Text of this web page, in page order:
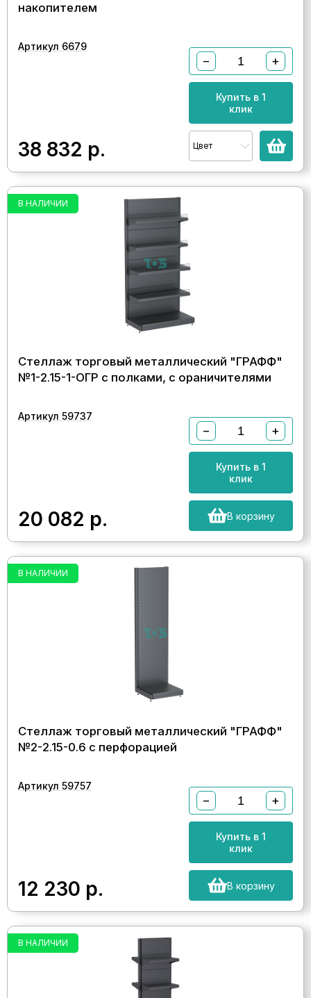
накопителем
Артикул 6679
38 832 р.
− +
Купить в 1
клик
Цвет
В НАЛИЧИИ
Стеллаж торговый металлический "ГРАФФ"
№1-2.15-1-ОГР с полками, с ораничителями
Артикул 59737
20 082 р.
− +
Купить в 1
клик
В корзину
В НАЛИЧИИ
Стеллаж торговый металлический "ГРАФФ"
№2-2.15-0.6 с перфорацией
Артикул 59757
12 230 р.
− +
Купить в 1
клик
В корзину
В НАЛИЧИИ